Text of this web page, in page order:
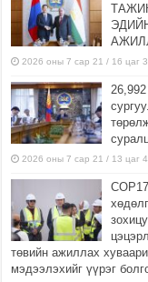
2026 оны 7 сар 21 / 16 цаг
2026 оны 7 сар 21 / 13 цаг
төвийн ажиллах
мэдээлэхийг үүрэг